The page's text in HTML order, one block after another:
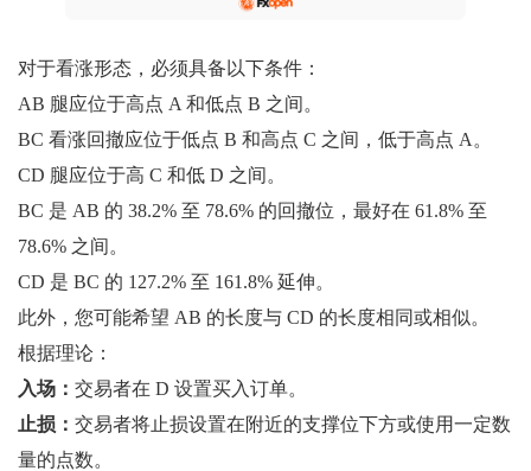
对于看涨形态，必须具备以下条件：
AB 腿应位于高点 A 和低点 B 之间。
BC 看涨回撤应位于低点 B 和高点 C 之间，低于高点 A。
CD 腿应位于高 C 和低 D 之间。
BC 是 AB 的 38.2% 至 78.6% 的回撤位，最好在 61.8% 至
78.6% 之间。
CD 是 BC 的 127.2% 至 161.8% 延伸。
此外，您可能希望 AB 的长度与 CD 的长度相同或相似。
根据理论：
入场： 交易者在 D 设置买入订单。
止损： 交易者将止损设置在附近的支撑位下方或使用一定数
量的点数。